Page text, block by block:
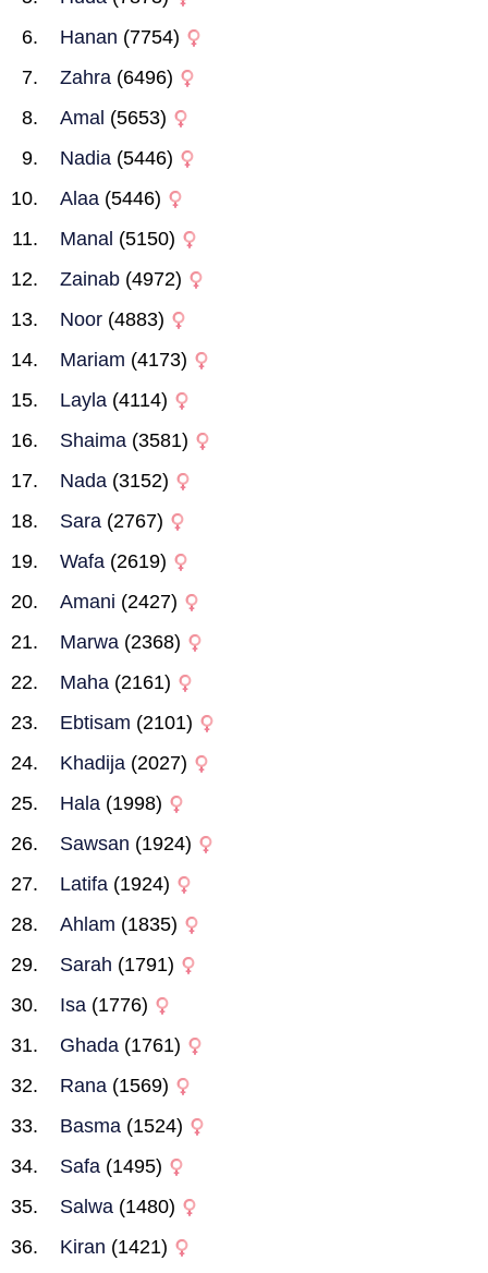
Hanan (7754)
Zahra (6496)
Amal (5653)
Nadia (5446)
Alaa (5446)
Manal (5150)
Zainab (4972)
Noor (4883)
Mariam (4173)
Layla (4114)
Shaima (3581)
Nada (3152)
Sara (2767)
Wafa (2619)
Amani (2427)
Marwa (2368)
Maha (2161)
Ebtisam (2101)
Khadija (2027)
Hala (1998)
Sawsan (1924)
Latifa (1924)
Ahlam (1835)
Sarah (1791)
Isa (1776)
Ghada (1761)
Rana (1569)
Basma (1524)
Safa (1495)
Salwa (1480)
Kiran (1421)